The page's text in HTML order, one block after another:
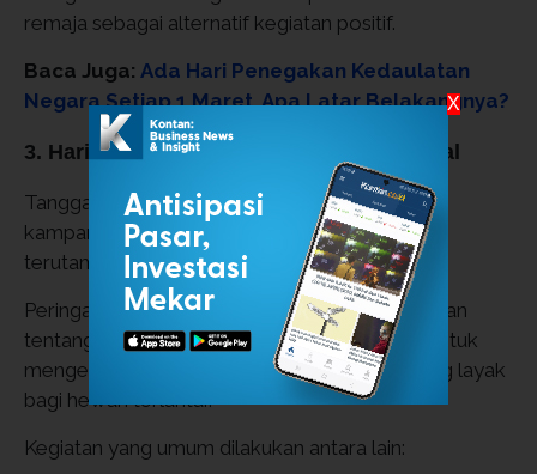
remaja sebagai alternatif kegiatan positif.
Baca Juga: Ada Hari Penegakan Kedaulatan
Negara Setiap 1 Maret, Apa Latar Belakangnya?
3. Hari Penyelamatan Kucing Internasional
Tanggal 2 Maret juga sering dikaitkan dengan
kampanye penyelamatan dan adopsi kucing,
terutama kucing jalanan.
Peringatan ini bertujuan meningkatkan kesadaran
tentang pentingnya adopsi hewan, sterilisasi untuk
mengendalikan populasi, serta perawatan yang layak
bagi hewan terlantar.
Kegiatan yang umum dilakukan antara lain:
X